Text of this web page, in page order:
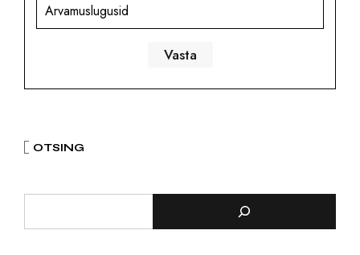
Arvamuslugusid
OTSING